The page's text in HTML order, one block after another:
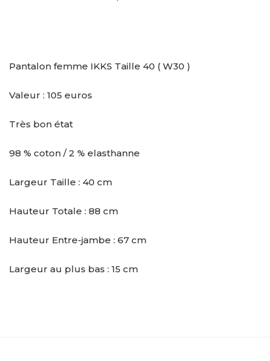
Pantalon femme IKKS Taille 40 ( W30 )
Valeur : 105 euros
Très bon état
98 % coton / 2 % elasthanne
Largeur Taille : 40 cm
Hauteur Totale : 88 cm
Hauteur Entre-jambe : 67 cm
Largeur au plus bas : 15 cm